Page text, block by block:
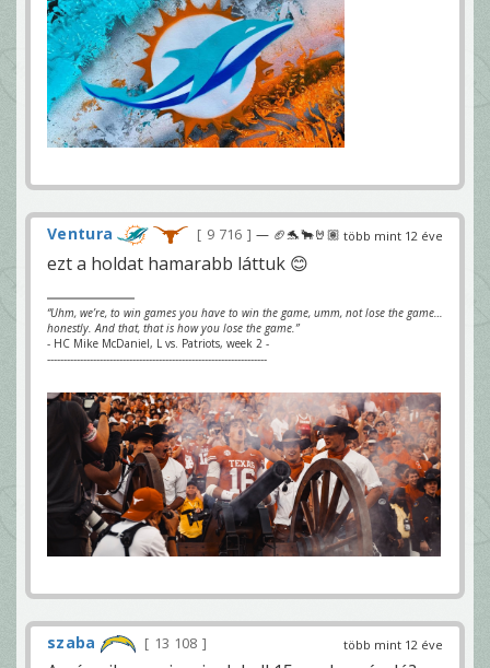
több mint 12 éve
Ventura 9 716 — 🏈🐬🐂🤘🏽
ezt a holdat hamarabb láttuk 😊
“Uhm, we’re, to win games you have to win the game, umm, not lose the game…
honestly. And that, that is how you lose the game.”
- HC Mike McDaniel, L vs. Patriots, week 2 -
-------------------------------------------------------------------
több mint 12 éve
szaba 13 108